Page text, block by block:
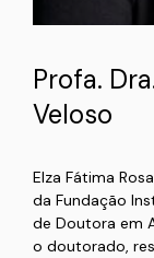
Profa.
Veloso
Elza Fátima
da Fundação
de Doutora em
o doutorado,